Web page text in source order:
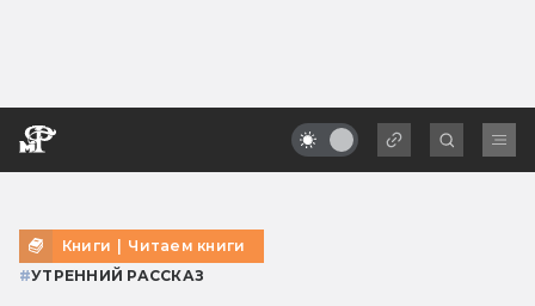
Книги | Читаем книги
#УТРЕННИЙ РАССКАЗ